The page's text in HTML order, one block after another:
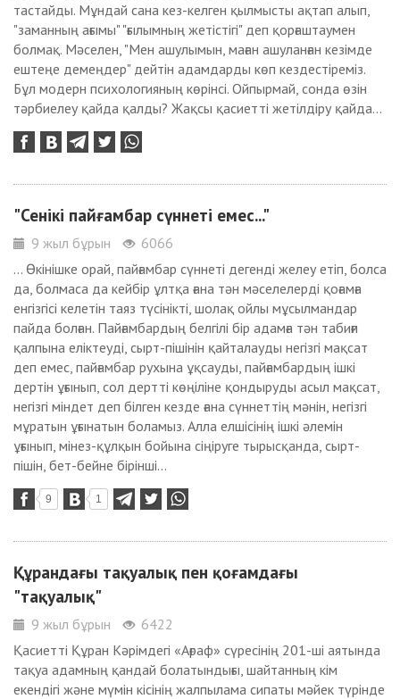
тастайды. Мұндай сана кез-келген қылмысты ақтап алып,
"заманның ағымы" "ғылымның жетістігі" деп қорғаштаумен
болмақ. Мәселен, "Мен ашулымын, маған ашуланған кезімде
ештеңе демеңдер" дейтін адамдарды көп кездестіреміз.
Бұл модерн психологияның көрінсі. Ойпырмай, сонда өзін
тәрбиелеу қайда қалды? Жақсы қасиетті жетілдіру қайда...
"Сенікі пайғамбар сүннеті емес..."
9 жыл бұрын
6066
... Өкінішке орай, пайғамбар сүннеті дегенді желеу етіп, болса
да, болмаса да кейбір ұлтқа ғана тән мәселелерді қоғамға
енгізгісі келетін таяз түсінікті, шолақ ойлы мұсылмандар
пайда болған. Пайғамбардың белгілі бір адамға тән табиғи
қалпына еліктеуді, сырт-пішінін қайталауды негізгі мақсат
деп емес, пайғамбар рухына ұқсауды, пайғамбардың ішкі
дертін ұғынып, сол дертті көңіліне қондыруды асыл мақсат,
негізгі міндет деп білген кезде ғана сүннеттің мәнін, негізгі
мұратын ұғынатын боламыз. Алла елшісінің ішкі әлемін
ұғынып, мінез-құлқын бойына сіңіруге тырысқанда, сырт-
пішін, бет-бейне бірінші...
9 1
Құрандағы тақуалық пен қоғамдағы
"тақуалық"
9 жыл бұрын
6422
Қасиетті Құран Кәрімдегі «Ағраф» сүресінің 201-ші аятында
тақуа адамның қандай болатындығы, шайтанның кім
екендігі және мүмін кісінің жалпылама сипаты мәйек түрінде